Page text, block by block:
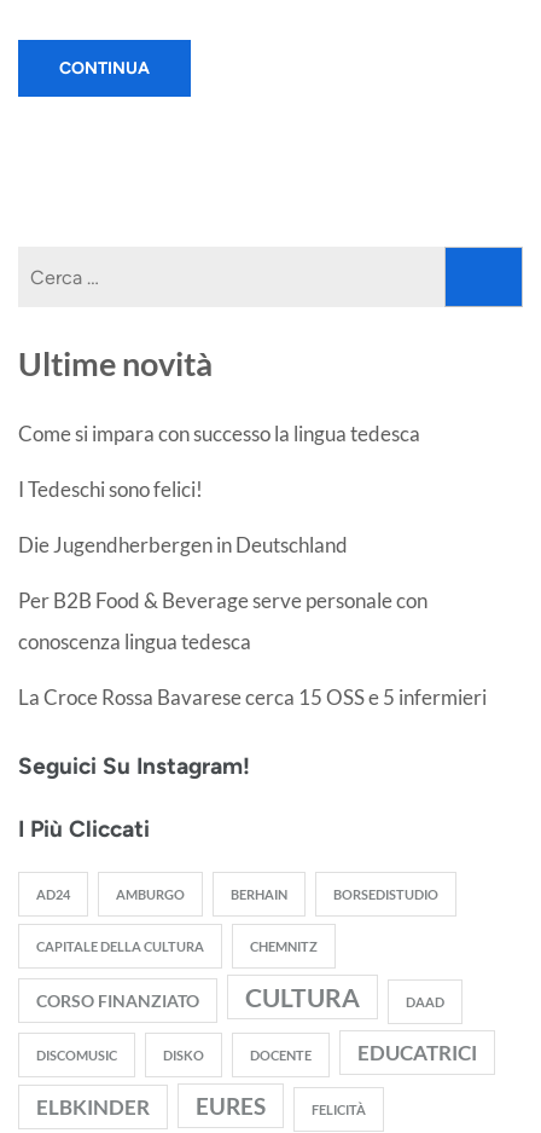
CONTINUA
Ultime novità
Come si impara con successo la lingua tedesca
I Tedeschi sono felici!
Die Jugendherbergen in Deutschland
Per B2B Food & Beverage serve personale con
conoscenza lingua tedesca
La Croce Rossa Bavarese cerca 15 OSS e 5 infermieri
Seguici Su Instagram!
I Più Cliccati
AD24 AMBURGO BERHAIN BORSEDISTUDIO
CAPITALE DELLA CULTURA CHEMNITZ
CORSO FINANZIATO CULTURA DAAD
DISCOMUSIC DISKO DOCENTE EDUCATRICI
ELBKINDER EURES FELICITÀ